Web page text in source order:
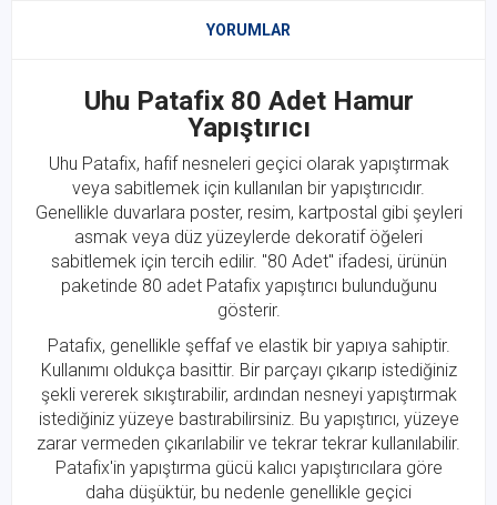
YORUMLAR
Uhu Patafix 80 Adet Hamur
Yapıştırıcı
Uhu Patafix, hafif nesneleri geçici olarak yapıştırmak
veya sabitlemek için kullanılan bir yapıştırıcıdır.
Genellikle duvarlara poster, resim, kartpostal gibi şeyleri
asmak veya düz yüzeylerde dekoratif öğeleri
sabitlemek için tercih edilir. "80 Adet" ifadesi, ürünün
paketinde 80 adet Patafix yapıştırıcı bulunduğunu
gösterir.
Patafix, genellikle şeffaf ve elastik bir yapıya sahiptir.
Kullanımı oldukça basittir. Bir parçayı çıkarıp istediğiniz
şekli vererek sıkıştırabilir, ardından nesneyi yapıştırmak
istediğiniz yüzeye bastırabilirsiniz. Bu yapıştırıcı, yüzeye
zarar vermeden çıkarılabilir ve tekrar tekrar kullanılabilir.
Patafix'in yapıştırma gücü kalıcı yapıştırıcılara göre
daha düşüktür, bu nedenle genellikle geçici